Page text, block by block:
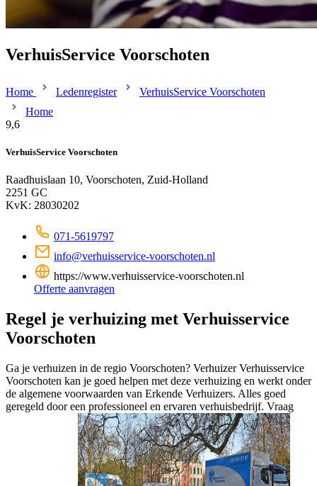
VerhuisService Voorschoten
Home Ledenregister
VerhuisService Voorschoten
Home
9,6
VerhuisService Voorschoten
Raadhuislaan 10, Voorschoten, Zuid-Holland
2251 GC
KvK: 28030202
071-5619797
info@verhuisservice-voorschoten.nl
https://www.verhuisservice-voorschoten.nl
Offerte aanvragen
Regel je verhuizing met Verhuisservice
Voorschoten
Ga je verhuizen in de regio Voorschoten? Verhuizer Verhuisservice
Voorschoten kan je goed helpen met deze verhuizing en werkt onder
de algemene voorwaarden van Erkende Verhuizers. Alles goed
geregeld door een professioneel en ervaren verhuisbedrijf. Vraag